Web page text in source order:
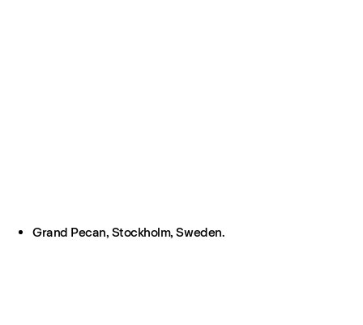
Grand Pecan, Stockholm, Sweden.